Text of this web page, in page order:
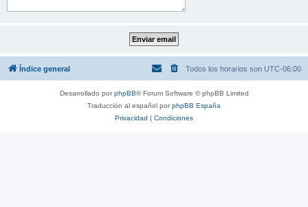
Índice general Todos los horarios son UTC-06:00
Desarrollado porphpBB® Forum Software © phpBB Limited
Traducción al español porphpBB España
Privacidad | Condiciones